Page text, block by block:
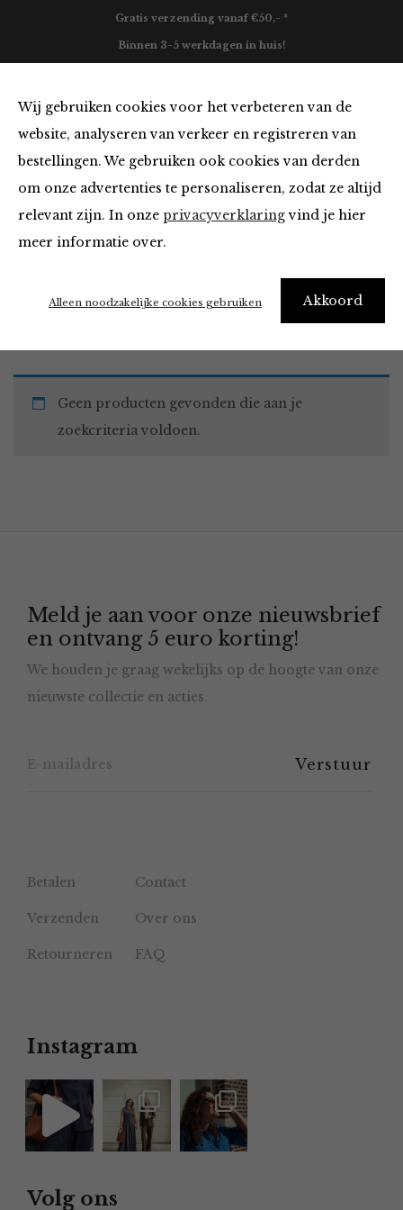
Wij gebruiken cookies voor het verbeteren van de
website, analyseren van verkeer en registreren van
bestellingen. We gebruiken ook cookies van derden
om onze advertenties te personaliseren, zodat ze altijd
relevant zijn. In onze privacyverklaringvind je hier
meer informatie over.
Akkoord
Alleen noodzakelijke cookies gebruiken
Gratis verzending vanaf €50,- *
Binnen 3-5 werkdagen in huis!
Must Haves
Home Winkel Accessoires Must Haves
Geen producten gevonden die aan je
zoekcriteria voldoen.
Meld je aan voor onze nieuwsbrief
en ontvang 5 euro korting!
We houden je graag wekelijks op de hoogte van onze
nieuwste collectie en acties.
Betalen Contact
Verzenden Over ons
Retourneren FAQ
Instagram
Volg ons